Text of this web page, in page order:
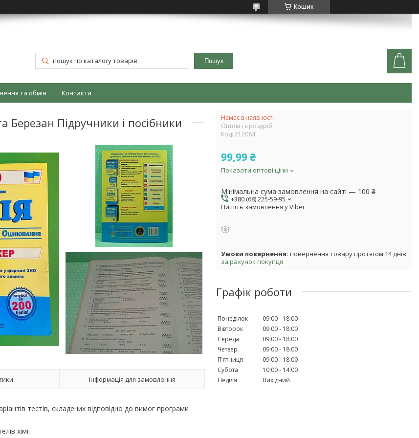
Кошик
Пошук
та обмін Контакти
Березан Підручники і посібники
Інформація для замовлення
тестів, складених відповідно до вимог програми
хімії.
Немає в наявності
Оптом і в роздріб
Код: 212084
99,99 ₴
Показати оптові ціни
Мінімальна сума замовлення на сайті — 100 ₴
+380 (68) 225-59-95
Пишіть замовлення у Viber
повернення товару протягом 14 днів
за рахунок покупця
Графік роботи
Понеділок 09:00
18:00
Вівторок
09:00
18:00
Середа
09:00
18:00
Четвер
09:00
18:00
Пʼятниця
09:00
18:00
Субота
10:00
14:00
Неділя
Вихідний